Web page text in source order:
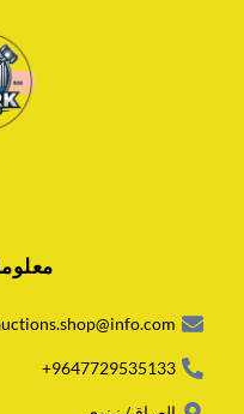
9647729535133+